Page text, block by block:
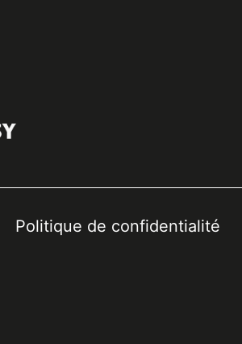
Politique de confidentialité